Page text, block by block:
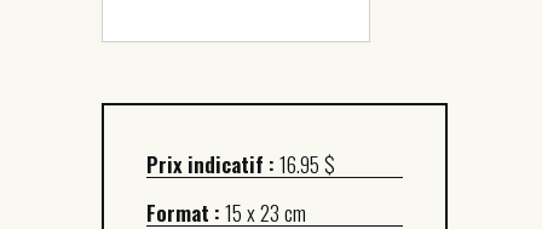
Prix indicatif :16.95 $
Format :15 x 23 cm